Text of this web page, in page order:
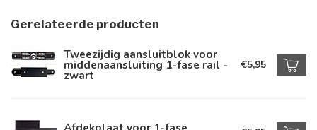
Gerelateerde producten
Tweezijdig aansluitblok voor
middenaansluiting 1-fase rail -
zwart
€5,95